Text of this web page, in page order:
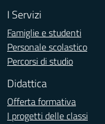
I Servizi
Famiglie e studenti
Personale scolastico
Percorsi di studio
Didattica
Offerta formativa
I progetti delle classi